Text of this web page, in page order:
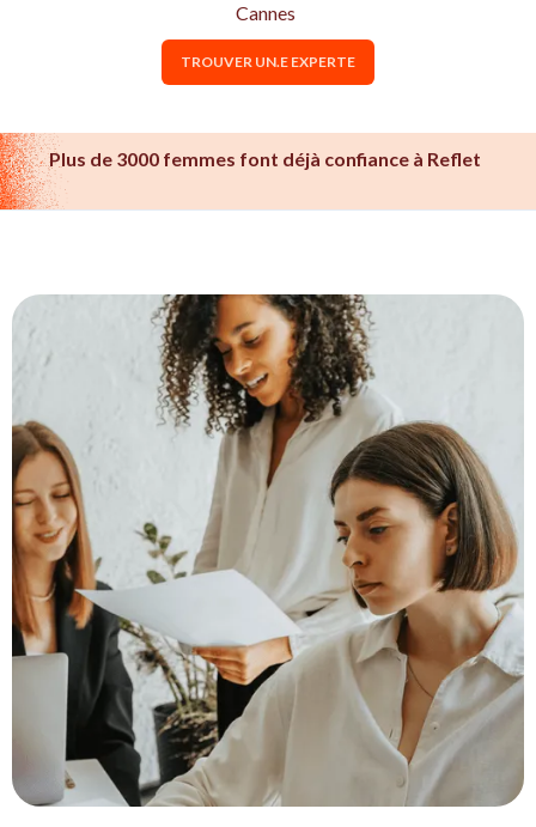
Cannes
TROUVER UN.E EXPERTE
Plus de 3000 femmes font déjà confiance à Reflet